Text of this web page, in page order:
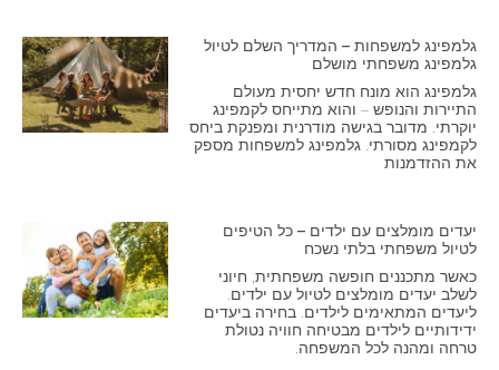
גלמפינג למשפחות – המדריך השלם לטיול
גלמפינג משפחתי מושלם
גלמפינג הוא מונח חדש יחסית מעולם
התיירות והנופש – והוא מתייחס לקמפינג
יוקרתי. מדובר בגישה מודרנית ומפנקת ביחס
לקמפינג מסורתי. גלמפינג למשפחות מספק
את ההזדמנות
יעדים מומלצים עם ילדים – כל הטיפים
לטיול משפחתי בלתי נשכח
כאשר מתכננים חופשה משפחתית, חיוני
לשלב יעדים מומלצים לטיול עם ילדים.
ליעדים המתאימים לילדים. בחירה ביעדים
ידידותיים לילדים מבטיחה חוויה נטולת
טרחה ומהנה לכל המשפחה.